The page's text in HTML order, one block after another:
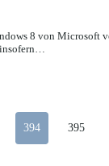
8 von Microsoft
394 395